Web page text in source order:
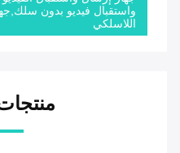
واستقبال فيديو بدون
اللاسلكي